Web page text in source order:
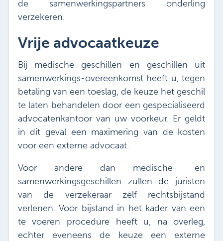
de samenwerkingspartners onderling
verzekeren.
Vrije advocaatkeuze
Bij medische geschillen en geschillen uit
samenwerkings-overeenkomst heeft u, tegen
betaling van een toeslag, de keuze het geschil
te laten behandelen door een gespecialiseerd
advocatenkantoor van uw voorkeur. Er geldt
in dit geval een maximering van de kosten
voor een externe advocaat.
Voor andere dan medische- en
samenwerkingsgeschillen zullen de juristen
van de verzekeraar zelf rechtsbijstand
verlenen. Voor bijstand in het kader van een
te voeren procedure heeft u, na overleg,
echter eveneens de keuze een externe